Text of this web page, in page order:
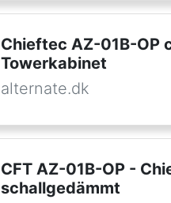
Chieftec AZ-01B-OP
Towerkabinet
alternate.dk
CFT AZ-01B-OP -
schallgedämmt